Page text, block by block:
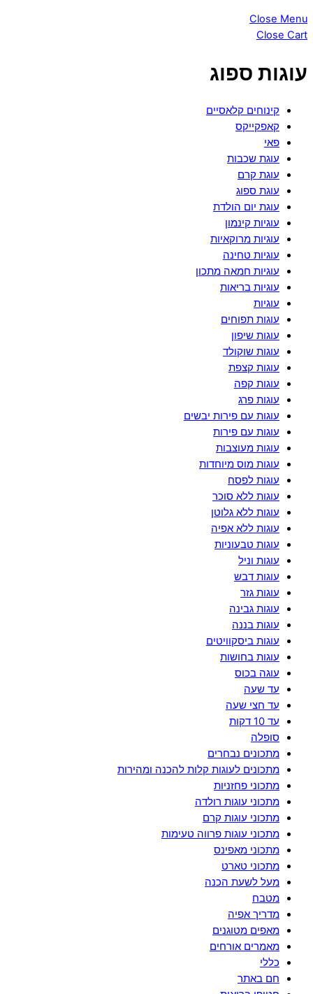
Close Menu
Close Cart
עוגות ספוג
קינוחים קלאסיים
קאפקייקס
פאי
עוגת שכבות
עוגת קרם
עוגת ספוג
עוגת יום הולדת
עוגיות קינמון
עוגיות מרוקאיות
עוגיות טחינה
עוגיות חמאה מתכון
עוגיות בריאות
עוגיות
עוגות תפוחים
עוגות שיפון
עוגות שוקולד
עוגות קצפת
עוגות קפה
עוגות פרג
עוגות עם פירות יבשים
עוגות עם פירות
עוגות מעוצבות
עוגות מוס מיוחדות
עוגות לפסח
עוגות ללא סוכר
עוגות ללא גלוטן
עוגות ללא אפיה
עוגות טבעוניות
עוגות וניל
עוגות דבש
עוגות גזר
עוגות גבינה
עוגות בננה
עוגות ביסקוויטים
עוגות בחושות
עוגה בכוס
עד שעה
עד חצי שעה
עד 10 דקות
סופלה
מתכונים נבחרים
מתכונים לעוגות קלות להכנה ומהירות
מתכוני פחזניות
מתכוני עוגות רולדה
מתכוני עוגות קרם
מתכוני עוגות פרווה טעימות
מתכוני מאפינס
מתכוני טארט
מעל לשעת הכנה
מטבח
מדריך אפיה
מאפים מטוגנים
מאמרים אורחים
כללי
חם באתר